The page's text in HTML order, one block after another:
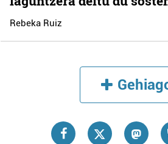
Rebeka Ruiz